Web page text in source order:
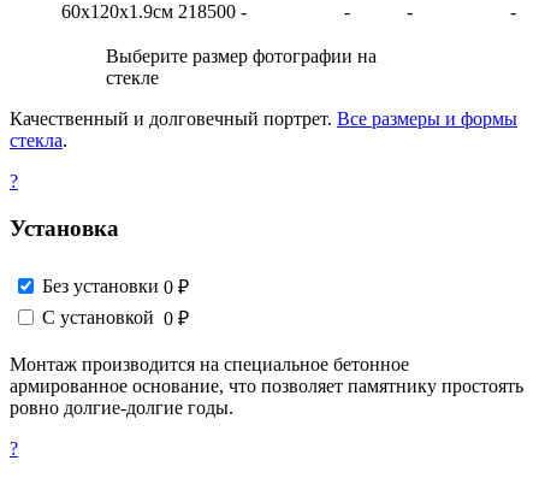
60х120х1.9см 218500 - - - -
Выберите размер фотографии на
стекле
Качественный и долговечный портрет. Все размеры и формы
стекла.
?
Установка
Без установки 0 ₽
С установкой 0 ₽
Монтаж производится на специальное бетонное
армированное основание, что позволяет памятнику простоять
ровно долгие-долгие годы.
?